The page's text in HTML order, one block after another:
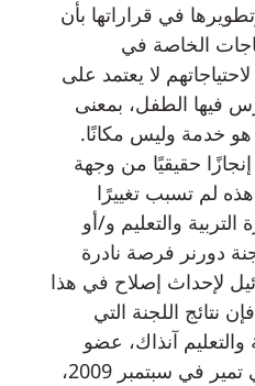
في قراراتها بأن
الخاصة في
لا يعتمد على
فيها الطفل، بمعنى
هو خدمة وليس مكانًا.
حقيقيًا من وجهة
لم تسبب تغييرًا
والتعليم و/أو
دورنر فرصة نادرة
لإحداث إصلاح في هذا
نتائج اللجنة التي
آنذاك، عضو
الكنيست (السابق) يولي تمير في سبتمبر 2009،